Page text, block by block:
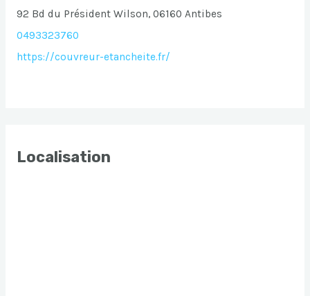
92 Bd du Président Wilson, 06160 Antibes
0493323760
https://couvreur-etancheite.fr/
Localisation